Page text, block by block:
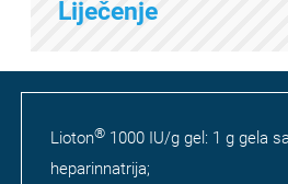
Liječenje
Lioton® 1000 IU/g gel: 1 g gela
heparinnatrija;